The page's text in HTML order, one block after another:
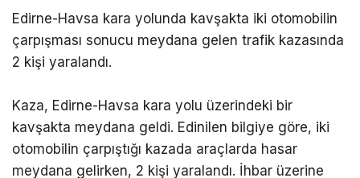
Edirne-Havsa kara yolunda kavşakta iki otomobilin
çarpışması sonucu meydana gelen trafik kazasında
2 kişi yaralandı.
Kaza, Edirne-Havsa kara yolu üzerindeki bir
kavşakta meydana geldi. Edinilen bilgiye göre, iki
otomobilin çarpıştığı kazada araçlarda hasar
meydana gelirken, 2 kişi yaralandı. İhbar üzerine